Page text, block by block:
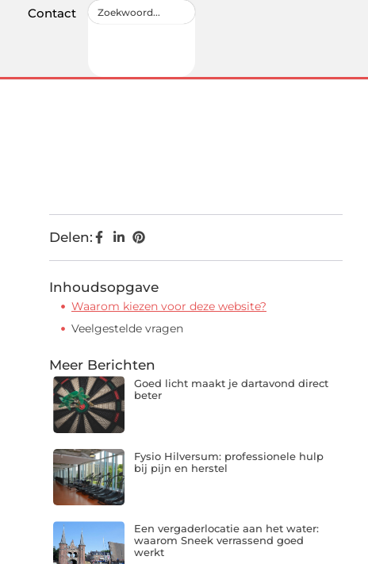
Contact
Delen:
Inhoudsopgave
Waarom kiezen voor deze website?
Veelgestelde vragen
Meer Berichten
Goed licht maakt je dartavond direct
beter
Fysio Hilversum: professionele hulp
bij pijn en herstel
Een vergaderlocatie aan het water:
waarom Sneek verrassend goed
werkt